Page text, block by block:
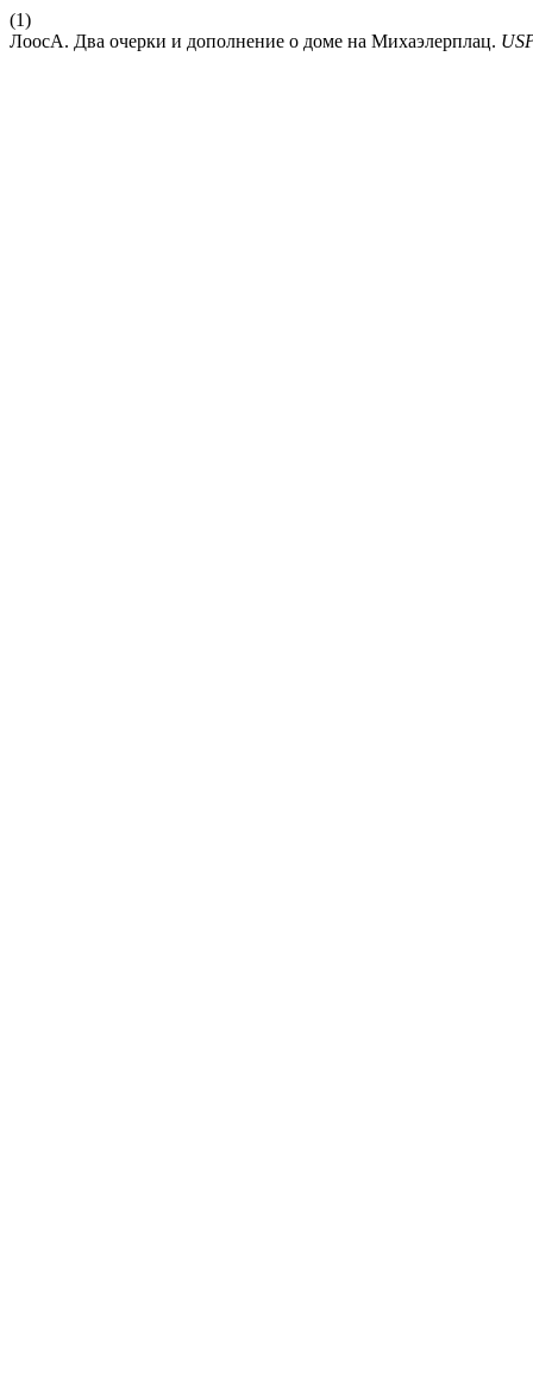
(1)
ЛоосА. Два очерки и дополнение о доме на Михаэлерплац.